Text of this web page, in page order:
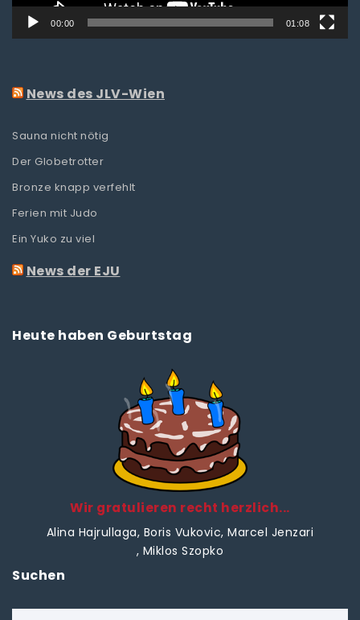
00:00 01:08
News des JLV-Wien
Sauna nicht nötig
Der Globetrotter
Bronze knapp verfehlt
Ferien mit Judo
Ein Yuko zu viel
News der EJU
Heute haben Geburtstag
Wir gratulieren recht herzlich...
Alina Hajrullaga, Boris Vukovic, Marcel Jenzari
, Miklos Szopko
Suchen